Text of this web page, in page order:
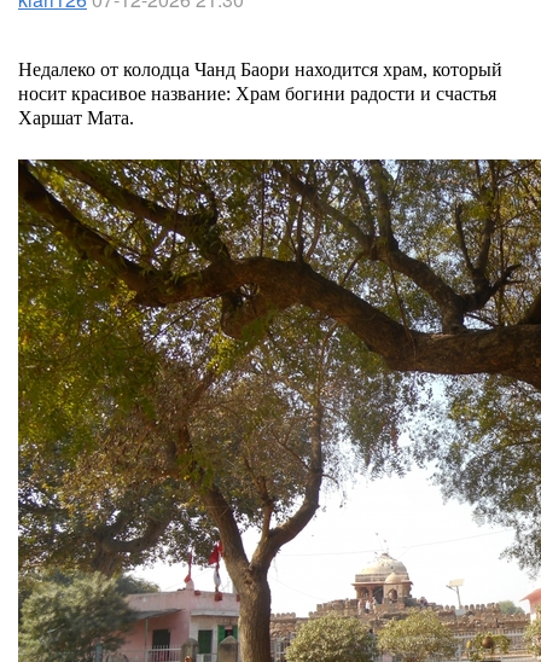
Недалеко от колодца Чанд Баори находится храм, который
носит красивое название: Храм богини радости и счастья
Харшат Мата.